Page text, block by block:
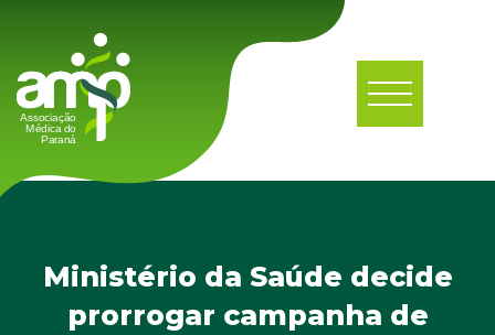
Ministério da Saúde decide
prorrogar campanha de